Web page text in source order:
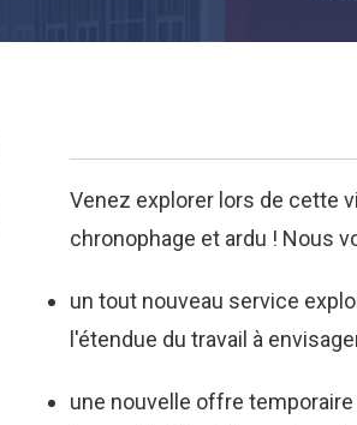
Venez explorer lors de cette
chronophage et ardu ! Nous
un tout nouveau service
l'étendue du travail à
une nouvelle offre